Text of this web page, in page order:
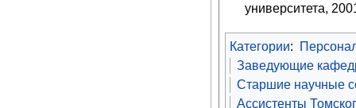
университета,
Категории:
Заведующие
Старшие научные
Ассистенты